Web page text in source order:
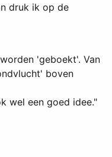
druk ik op de
'geboekt'. Van
boven
wel een goed idee."